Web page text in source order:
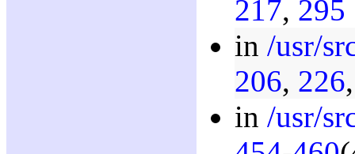
217, 295
in /usr/
206, 226
in /usr/